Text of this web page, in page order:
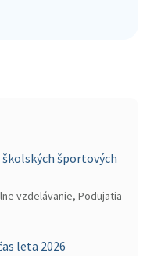
športových
vzdelávanie, Podujatia
leta 2026